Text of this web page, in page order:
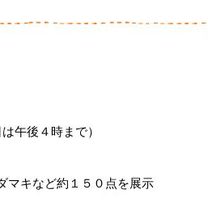
後４時まで）
など約１５０点を展示